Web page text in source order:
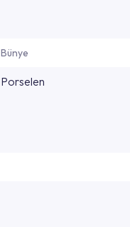
Bünye
Porselen